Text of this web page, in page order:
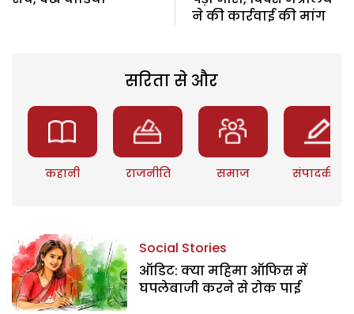
ने की कार्रवाई की मांग
सरिता से और
कहानी राजनीति समाज संपादकीय
Social Stories
ऑडिट: क्या महिमा ऑफिस में
घपलेबाजी करने से रोक पाई